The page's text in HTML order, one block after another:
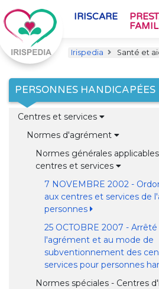
IRISCARE
Irispedia Santé et
PERSONNES HANDICAPÉES
Centres et services
Normes d'agrément
Normes générales
centres et services
7 NOVEMBRE 2002 -
aux centres et services de
personnes
25 OCTOBRE 2007 -
l'agrément et au mode de
subventionnement des
services pour personnes
Normes spéciales - Centres